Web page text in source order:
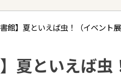
館】夏といえば虫！（イベント展
夏といえば虫